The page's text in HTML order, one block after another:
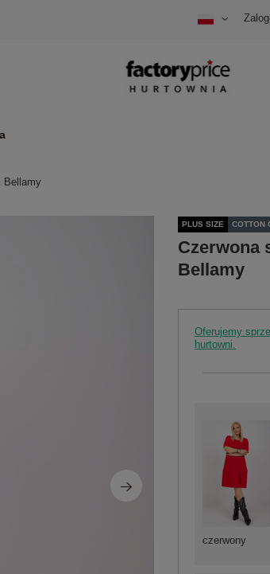
Bellamy
PLUS SIZE COTTON
Czerwona
Bellamy
Oferujemy
hurtowni.
czerwony